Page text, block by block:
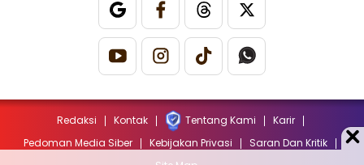
Redaksi Kontak Tentang Kami
Karir
Pedoman Media Siber
Kebijakan Privasi
Saran Dan Kritik